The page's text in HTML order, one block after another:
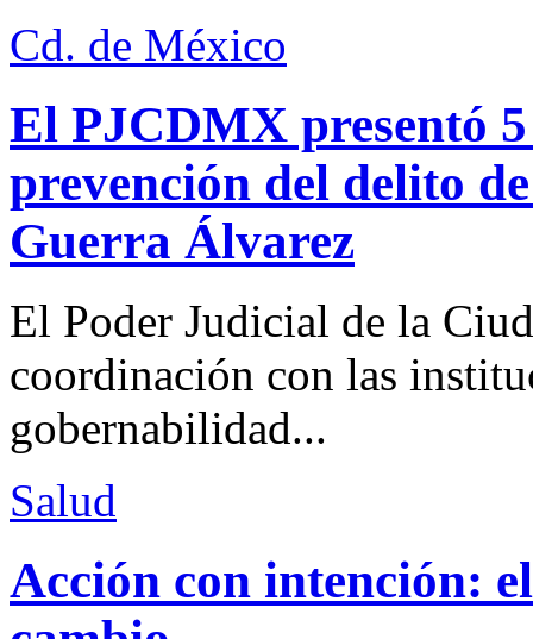
Cd. de México
El PJCDMX presentó
prevención del delito
Guerra Álvarez
El Poder Judicial de la
coordinación con las
gobernabilidad...
Salud
Acción con intención: